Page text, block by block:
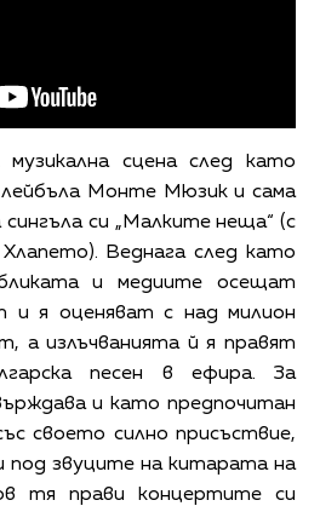
сцена след като
лейбъла Монте Мюзик и сама
сингъла си „Малките неща“ (с
Веднага след като
и медиите осещат
и я оценяват с над милион
а излъчванията й я правят
песен в ефира. За
и като предпочитан
своето силно присъствие,
под звуците на китарата на
тя прави концертите си